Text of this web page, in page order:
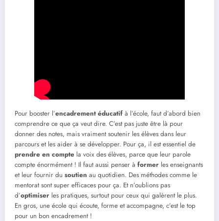
Pour booster l’encadrement éducatif à l’école, faut d’abord bien
comprendre ce que ça veut dire. C’est pas juste être là pour
donner des notes, mais vraiment soutenir les élèves dans leur
parcours et les aider à se développer. Pour ça, il est essentiel de
prendre en compte la voix des élèves, parce que leur parole
compte énormément ! Il faut aussi penser à former les enseignants
et leur fournir du soutien au quotidien. Des méthodes comme le
mentorat sont super efficaces pour ça. Et n’oublions pas
d’optimiser les pratiques, surtout pour ceux qui galèrent le plus.
En gros, une école qui écoute, forme et accompagne, c’est le top
pour un bon encadrement !